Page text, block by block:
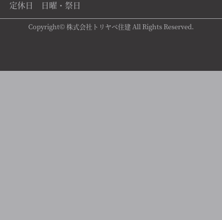
定休日 日曜・祭日
Copyright© 株式会社トリヤベ住建 All Rights Reserved.